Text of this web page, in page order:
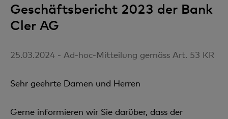
Geschäftsbericht 2023 der Bank
Cler AG
25.03.2024 - Ad-hoc-Mitteilung gemäss Art. 53 KR
Sehr geehrte Damen und Herren
Gerne informieren wir Sie darüber, dass der